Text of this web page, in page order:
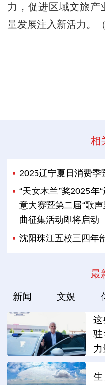
力，促进区域文旅产
量发展注入新活力。（
相
2025辽宁夏日消费季
“天女木兰”奖2025年
意大赛暨第二届“歌
曲征集活动即将启动
沈阳珠江五校三四年
最
新闻 文娱
这
驻
力